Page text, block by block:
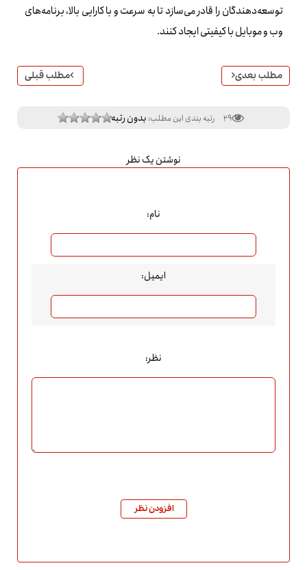
توسعه‌دهندگان را قادر می‌سازد تا به سرعت و با کارایی بالا، برنامه‌های
وب و موبایل با کیفیتی ایجاد کنند.
مطلب قبلی مطلب بعدی
29 رتبه بندی این مطلب: بدون رتبه
نوشتن یک نظر
نام:
ایمیل:
نظر:
افزودن نظر